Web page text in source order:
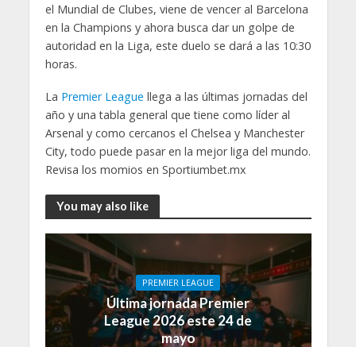
el Mundial de Clubes, viene de vencer al Barcelona
en la Champions y ahora busca dar un golpe de
autoridad en la Liga, este duelo se dará a las 10:30
horas.
La Premier League llega a las últimas jornadas del
año y una tabla general que tiene como líder al
Arsenal y como cercanos el Chelsea y Manchester
City, todo puede pasar en la mejor liga del mundo.
Revisa los momios en Sportiumbet.mx
You may also like
PREMIER LEAGUE
Última jornada Premier
League 2026 este 24 de
mayo